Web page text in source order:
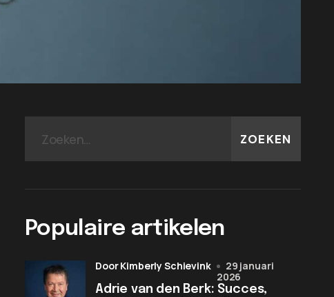
ZOEKEN
Populaire artikelen
Adrie van den Berk: Succes,
door Kimberly Schievink
29 januari
2026